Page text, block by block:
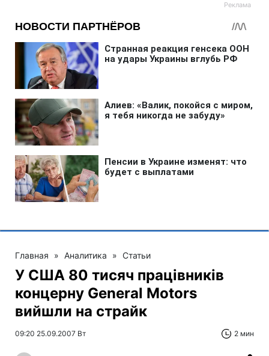
Главная » Аналитика » Статьи
У США 80 тисяч працівників
концерну General Motors
вийшли на страйк
09:20 25.09.2007 Вт 2 мин